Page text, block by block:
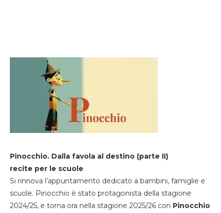
Pinocchio. Dalla favola al destino (parte II)
recite per le scuole
Si rinnova l’appuntamento dedicato a bambini, famiglie e
scuole. Pinocchio è stato protagonista della stagione
2024/25, e torna ora nella stagione 2025/26 con Pinocchio